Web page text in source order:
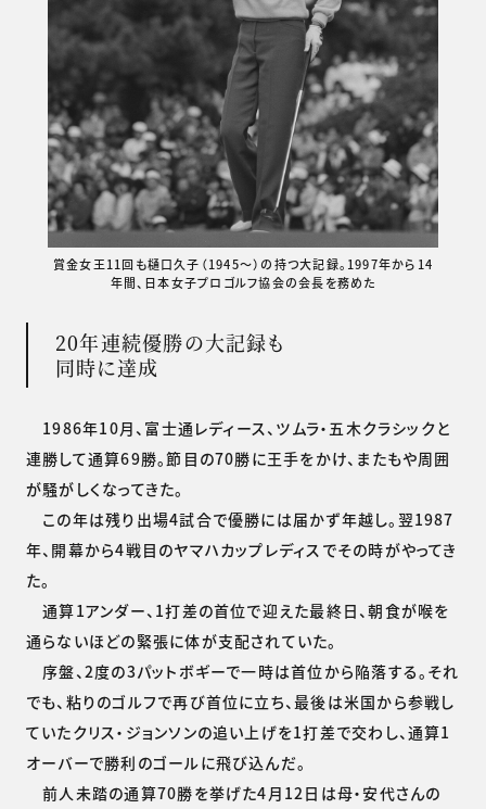
賞金女王11回も樋口久子（1945～）の持つ大記録。1997年から14
年間、日本女子プロゴルフ協会の会長を務めた
20年連続優勝の大記録も
同時に達成
1986年10月、富士通レディース、ツムラ・五木クラシックと
連勝して通算69勝。節目の70勝に王手をかけ、またもや周囲
が騒がしくなってきた。
この年は残り出場4試合で優勝には届かず年越し。翌1987
年、開幕から4戦目のヤマハカップレディスでその時がやってき
た。
通算1アンダー、1打差の首位で迎えた最終日、朝食が喉を
通らないほどの緊張に体が支配されていた。
序盤、2度の3パットボギーで一時は首位から陥落する。それ
でも、粘りのゴルフで再び首位に立ち、最後は米国から参戦し
ていたクリス・ジョンソンの追い上げを1打差で交わし、通算1
オーバーで勝利のゴールに飛び込んだ。
前人未踏の通算70勝を挙げた4月12日は母・安代さんの